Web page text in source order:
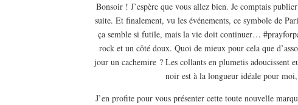
Bonsoir ! J’espère que vous allez bien. Je comptais
suite. Et finalement, vu les événements, ce symbole de
ça semble si futile, mais la vie doit continuer…
rock et un côté doux. Quoi de mieux pour cela que
jour un cachemire ? Les collants en plumetis adoucissent
noir est à la longueur idéale pour
J’en profite pour vous présenter cette toute nouvelle